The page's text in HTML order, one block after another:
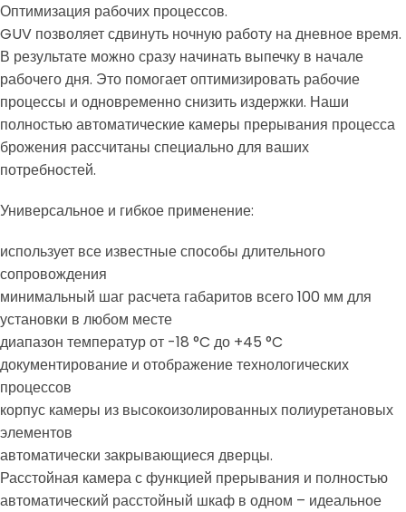
Оптимизация рабочих процессов.
GUV позволяет сдвинуть ночную работу на дневное время.
В результате можно сразу начинать выпечку в начале
рабочего дня. Это помогает оптимизировать рабочие
процессы и одновременно снизить издержки. Наши
полностью автоматические камеры прерывания процесса
брожения рассчитаны специально для ваших
потребностей.
Универсальное и гибкое применение:
использует все известные способы длительного
сопровождения
минимальный шаг расчета габаритов всего 100 мм для
установки в любом месте
диапазон температур от -18 °C до +45 °C
документирование и отображение технологических
процессов
корпус камеры из высокоизолированных полиуретановых
элементов
автоматически закрывающиеся дверцы.
Расстойная камера с функцией прерывания и полностью
автоматический расстойный шкаф в одном – идеальное